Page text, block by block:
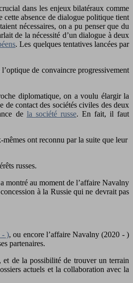
dans les enjeux bilatéraux comme
cette absence de dialogue politique tient
nécessaires, on a pu penser que du
de la nécessité d’un dialogue à deux
. Les quelques tentatives lancées par
de convaincre progressivement
diplomatique, on a voulu élargir la
de contact des sociétés civiles des deux
de la société russe. En fait, il faut
ont reconnu par la suite que leur
russes.
montré au moment de l’affaire Navalny
à la Russie qui ne devrait pas
- ), ou encore l’affaire Navalny (2020 - )
partenaires.
, et de la possibilité de trouver un terrain
actuels et la collaboration avec la